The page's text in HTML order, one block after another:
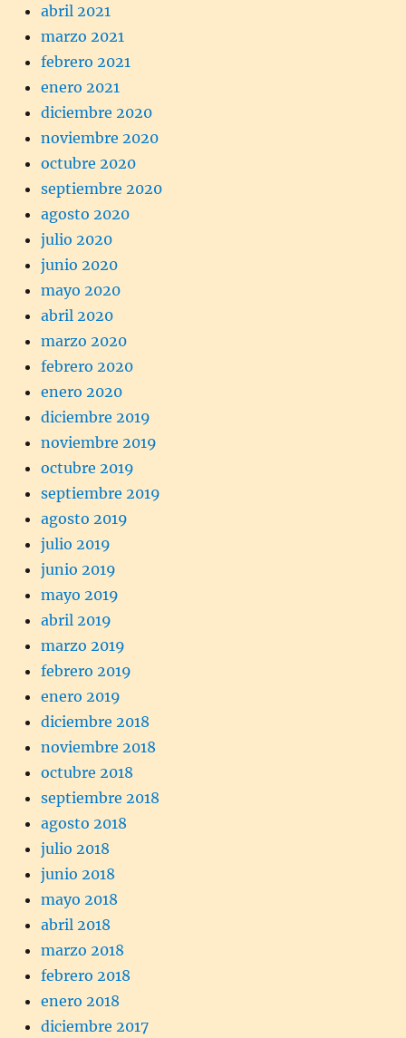
abril 2021
marzo 2021
febrero 2021
enero 2021
diciembre 2020
noviembre 2020
octubre 2020
septiembre 2020
agosto 2020
julio 2020
junio 2020
mayo 2020
abril 2020
marzo 2020
febrero 2020
enero 2020
diciembre 2019
noviembre 2019
octubre 2019
septiembre 2019
agosto 2019
julio 2019
junio 2019
mayo 2019
abril 2019
marzo 2019
febrero 2019
enero 2019
diciembre 2018
noviembre 2018
octubre 2018
septiembre 2018
agosto 2018
julio 2018
junio 2018
mayo 2018
abril 2018
marzo 2018
febrero 2018
enero 2018
diciembre 2017